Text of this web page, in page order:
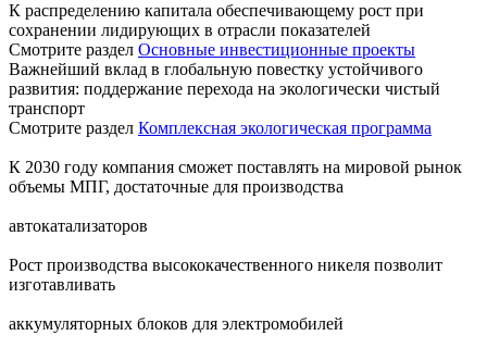
К распределению капитала обеспечивающему рост при
сохранении лидирующих в отрасли показателей
Смотрите раздел Основные инвестиционные проекты
Важнейший вклад в глобальную повестку устойчивого
развития: поддержание перехода на экологически чистый
транспорт
Смотрите раздел Комплексная экологическая программа
К 2030 году компания сможет поставлять на мировой рынок
объемы МПГ, достаточные для производства
автокатализаторов
Рост производства высококачественного никеля позволит
изготавливать
аккумуляторных блоков для электромобилей